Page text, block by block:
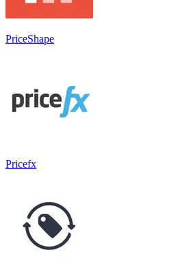
PriceShape
Pricefx